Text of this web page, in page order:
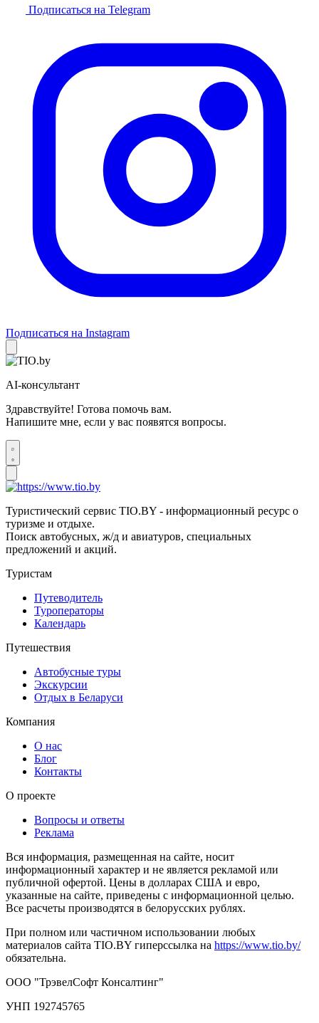
Подписаться на Telegram
Подписаться на Instagram
AI-консультант
Здравствуйте! Готова помочь вам.
Напишите мне, если у вас появятся вопросы.
Туристический сервис TIO.BY - информационный ресурс о
туризме и отдыхе.
Поиск автобусных, ж/д и авиатуров, специальных
предложений и акций.
Туристам
Путеводитель
Туроператоры
Календарь
Путешествия
Автобусные туры
Экскурсии
Отдых в Беларуси
Компания
О нас
Блог
Контакты
О проекте
Вопросы и ответы
Реклама
Вся информация, размещенная на сайте, носит
информационный характер и не является рекламой или
публичной офертой. Цены в долларах США и евро,
указанные на сайте, приведены с информационной целью.
Все расчеты производятся в белорусских рублях.
При полном или частичном использовании любых
материалов сайта TIO.BY гиперссылка на https://www.tio.by/
обязательна.
ООО "ТрэвелСофт Консалтинг"
УНП 192745765